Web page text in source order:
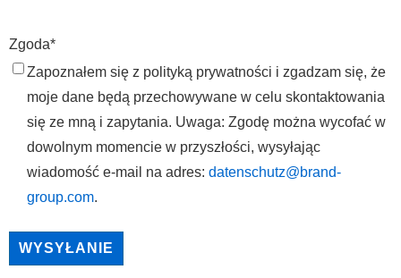
Zgoda*
Zapoznałem się z polityką prywatności i zgadzam się, że
moje dane będą przechowywane w celu skontaktowania
się ze mną i zapytania. Uwaga: Zgodę można wycofać w
dowolnym momencie w przyszłości, wysyłając
wiadomość e-mail na adres: datenschutz@brand-
group.com.
WYSYŁANIE